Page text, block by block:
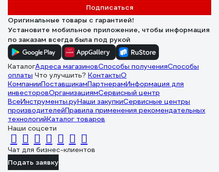
Подписаться
Оригинальные товары с гарантией!
Установите мобильное приложение, чтобы информация
по заказам всегда была под рукой
КаталогАдреса магазиновСпособы полученияСпособы
оплаты Что улучшить? КонтактыО
КомпанииПоставщикамПартнерамИнформация для
инвесторовОрганизациямСервисный центр
ВсеИнструменты.руНаши закупкиСервисные центры
производителейПравила применения рекомендательных
технологийКаталог товаров
Наши соцсети
Чат для бизнес-клиентов
Подать заявку